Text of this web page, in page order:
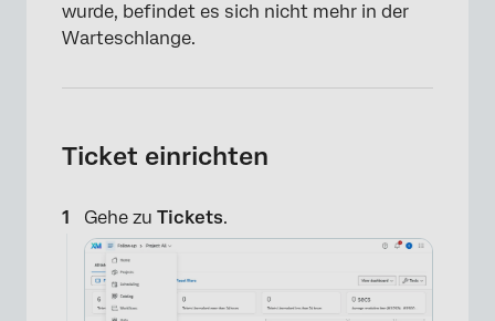
wurde, befindet es sich nicht mehr in der
Warteschlange.
Ticket einrichten
Gehe zu Tickets.